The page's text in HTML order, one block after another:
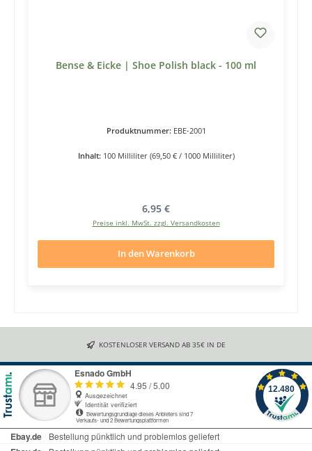
Bense & Eicke | Shoe Polish black - 100 ml
Produktnummer: EBE-2001
Inhalt: 100 Milliliter (69,50 € / 1000 Milliliter)
Regulärer Preis:
6,95 €
Preise inkl. MwSt. zzgl. Versandkosten
In den Warenkorb
KOSTENLOSER VERSAND AB 35€ IN DE